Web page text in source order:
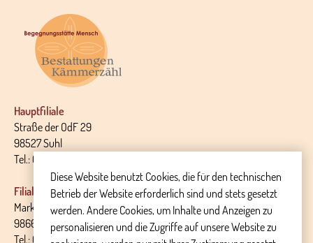
Hauptfiliale
Straße der OdF 29
98527 Suhl
Tel.: 03681 - 30 18 32
Filiale Themar
Markt 14
98660 Themar
Tel.: 036873 - 699 889
Diese Website benutzt Cookies, die für den technischen
Betrieb der Website erforderlich sind und stets gesetzt
werden. Andere Cookies, um Inhalte und Anzeigen zu
personalisieren und die Zugriffe auf unsere Website zu